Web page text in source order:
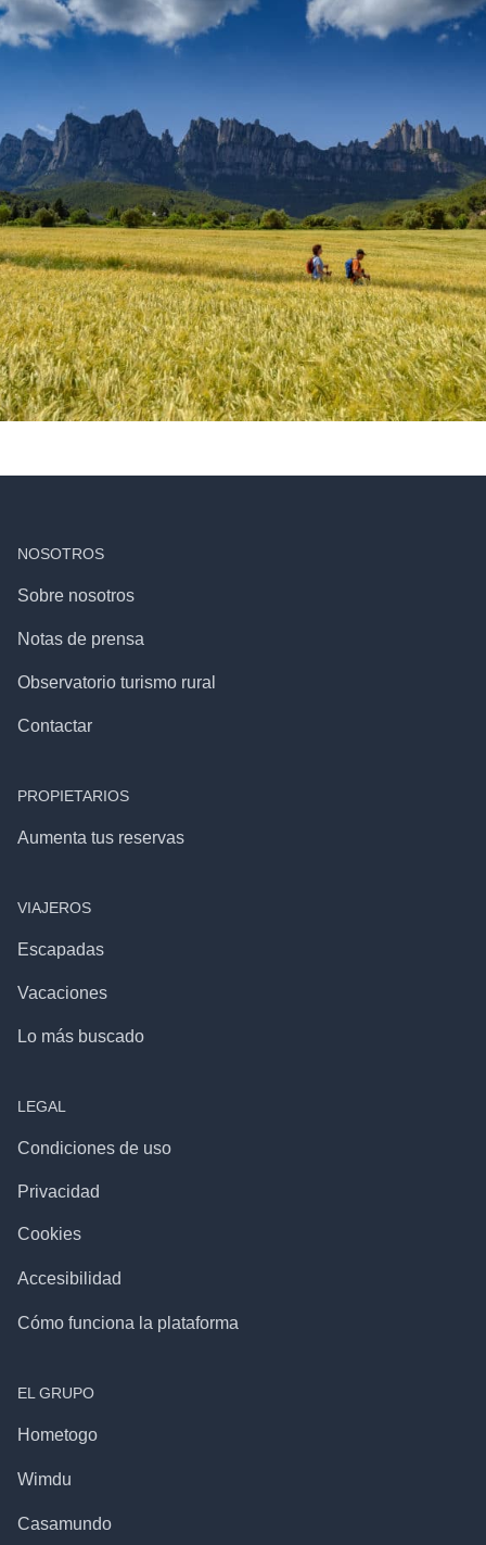
NOSOTROS
Sobre nosotros
Notas de prensa
Observatorio turismo rural
Contactar
PROPIETARIOS
Aumenta tus reservas
VIAJEROS
Escapadas
Vacaciones
Lo más buscado
LEGAL
Condiciones de uso
Privacidad
Cookies
Accesibilidad
Cómo funciona la plataforma
EL GRUPO
Hometogo
Wimdu
Casamundo